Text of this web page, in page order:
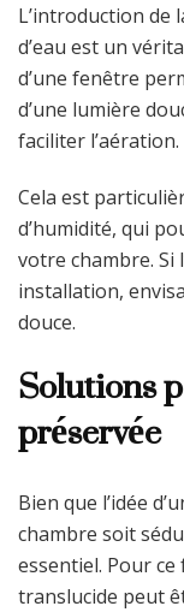
L’introduction de
d’eau est un
d’une fenêtre
d’une lumière
faciliter l’aération.
Cela est
d’humidité, qui
votre chambre. Si
installation,
douce.
Solutions
préservée
Bien que l’idée
chambre soit
essentiel. Pour
translucide peut